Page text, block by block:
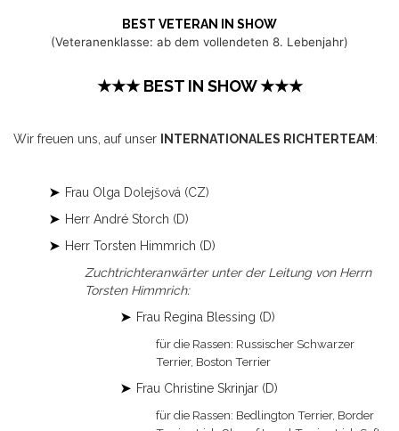
BEST VETERAN IN SHOW
(Veteranenklasse: ab dem vollendeten 8. Lebenjahr)
★★★ BEST IN SHOW ★★★
Wir freuen uns, auf unser INTERNATIONALES RICHTERTEAM :
➤ Frau Olga Dolejšová (CZ)
➤ Herr André Storch (D)
➤ Herr Torsten Himmrich (D)
Zuchtrichteranwärter unter der Leitung von Herrn
Torsten Himmrich:
➤ Frau Regina Blessing (D)
für die Rassen: Russischer Schwarzer
Terrier, Boston Terrier
➤ Frau Christine Skrinjar (D)
für die Rassen: Bedlington Terrier, Border